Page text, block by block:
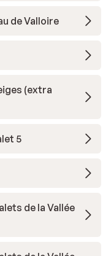
de Valloire
(extra
5
de la Vallée